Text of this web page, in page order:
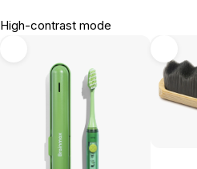
High-contrast mode